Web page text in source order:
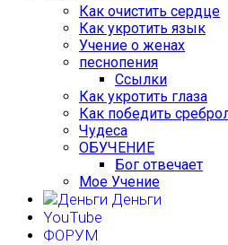
Как очистить сердце
Как укротить язык
Учение о женах
песнопения
Ссылки
Как укротить глаза
Как победить
Чудеса
ОБУЧЕНИЕ
Бог отвечает
Мое Учение
Деньги
YouTube
ФОРУМ